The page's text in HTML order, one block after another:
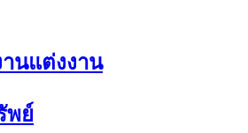
นแต่งงาน
พย์